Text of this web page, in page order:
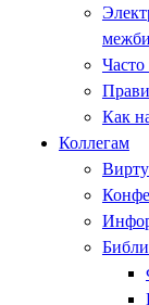
Как
Коллегам